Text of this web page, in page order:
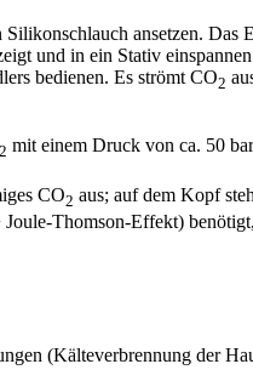
Silikonschlauch ansetzen.
und in ein Stativ
bedienen. Es strömt CO2
2 mit einem Druck von ca. 50
CO2 aus; auf dem Kopf
Thomson-Effekt)
(Kälteverbrennung der